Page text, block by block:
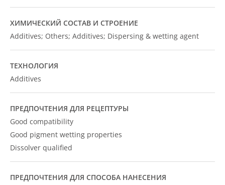
ХИМИЧЕСКИЙ СОСТАВ И СТРОЕНИЕ
Additives; Others; Additives; Dispersing & wetting agent
ТЕХНОЛОГИЯ
Additives
ПРЕДПОЧТЕНИЯ ДЛЯ РЕЦЕПТУРЫ
Good compatibility
Good pigment wetting properties
Dissolver qualified
ПРЕДПОЧТЕНИЯ ДЛЯ СПОСОБА НАНЕСЕНИЯ